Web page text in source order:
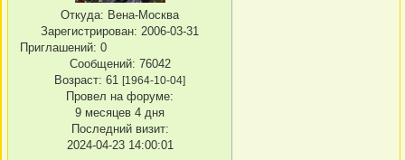
Откуда: Вена-Москва
Зарегистрирован: 2006-03-31
Приглашений: 0
Сообщений: 76042
Возраст: 61 [1964-10-04]
Провел на форуме:
9 месяцев 4 дня
Последний визит:
2024-04-23 14:00:01